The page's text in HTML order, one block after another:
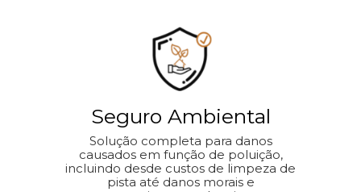
Seguro Ambiental
Solução completa para danos
causados em função de poluição,
incluindo desde custos de limpeza de
pista até danos morais e